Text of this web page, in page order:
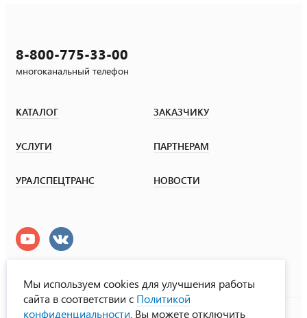
8-800-775-33-00
многоканальный телефон
КАТАЛОГ ЗАКАЗЧИКУ
УСЛУГИ ПАРТНЕРАМ
УРАЛСПЕЦТРАНС НОВОСТИ
УралСпецТранс
Мы используем cookies для улучшения работы
сайта в соответствии с Политикой
конфиденциальности . Вы можете отключить